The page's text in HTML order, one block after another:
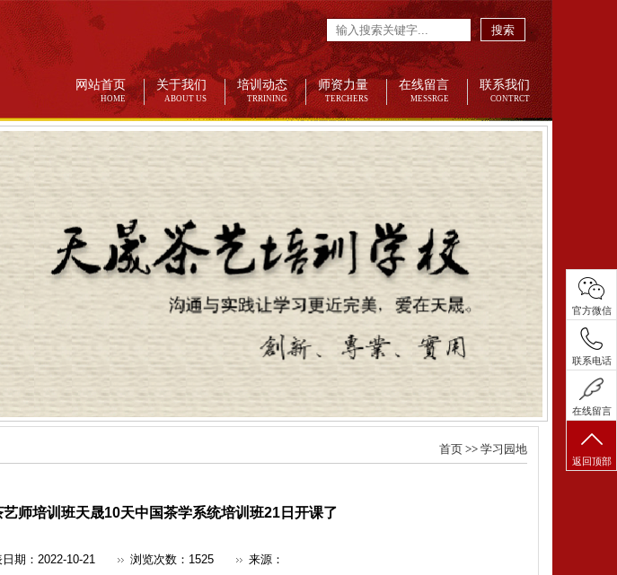
网站首页
HOME
关于我们
ABOUT US
培训动态
TRRINING
师资力量
TERCHERS
在线留言
MESSRGE
联系我们
CONTRCT
搜索
首页>> 学习园地
艺师培训班天晟10天中国茶学系统培训班21日开课了
期：2022-10-21 浏览次数： 1525 来源：
官方微信
联系电话
在线留言
返回顶部